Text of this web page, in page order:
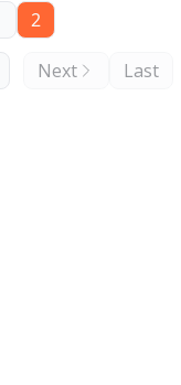
2
Next Last